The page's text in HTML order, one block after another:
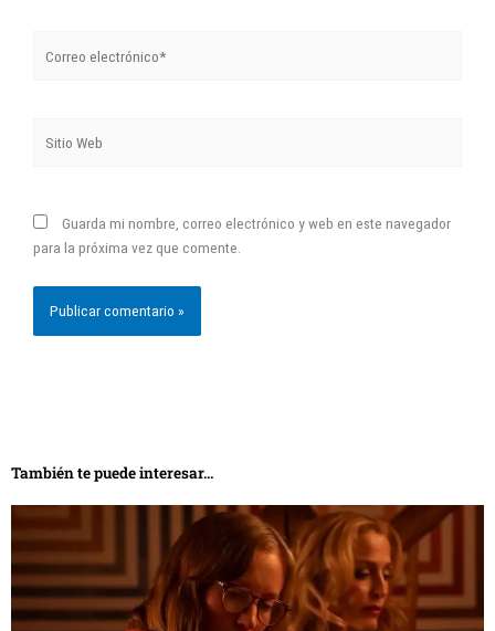
electrónico*
Web
Guarda mi nombre, correo electrónico y web en este navegador
para la próxima vez que comente.
También te puede interesar...